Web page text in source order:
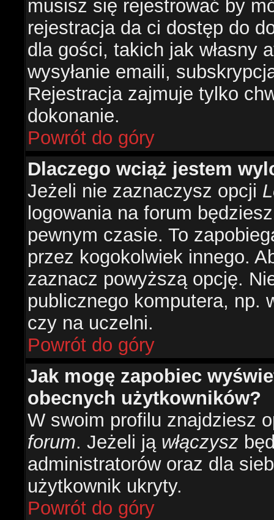
musisz się rejestrować by
rejestracja da ci dostęp do
dla gości, takich jak własny
wysyłanie emaili,
Rejestracja zajmuje tylko
dokonanie.
Powrót do góry
Dlaczego wciąż jestem
Jeżeli nie zaznaczysz opcji
logowania na forum
pewnym czasie. To
przez kogokolwiek innego.
zaznacz powyższą opcję.
publicznego komputera, np.
czy na uczelni.
Powrót do góry
Jak mogę zapobiec
obecnych użytkowników?
W swoim profilu znajdziesz
forum. Jeżeli ją włączysz
administratorów oraz dla
użytkownik ukryty.
Powrót do góry